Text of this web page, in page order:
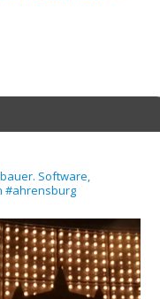
Software,
#ahrensburg